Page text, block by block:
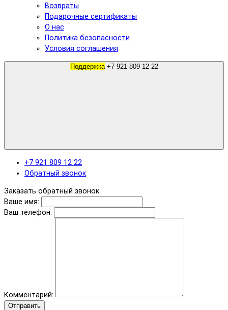
Возвраты
Подарочные сертификаты
О нас
Политика безопасности
Условия соглашения
Поддержка +7 921 809 12 22
+7 921 809 12 22
Обратный звонок
Заказать обратный звонок
Ваше имя:
Ваш телефон:
Комментарий:
Отправить